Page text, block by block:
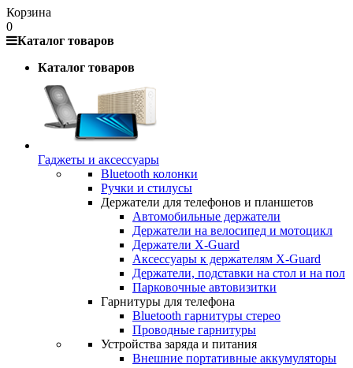
Корзина
0
Каталог товаров
Каталог товаров
Гаджеты и аксессуары
Bluetooth колонки
Ручки и стилусы
Держатели для телефонов и планшетов
Автомобильные держатели
Держатели на велосипед и мотоцикл
Держатели X-Guard
Аксессуары к держателям X-Guard
Держатели, подставки на стол и на пол
Парковочные автовизитки
Гарнитуры для телефона
Bluetooth гарнитуры стерео
Проводные гарнитуры
Устройства заряда и питания
Внешние портативные аккумуляторы